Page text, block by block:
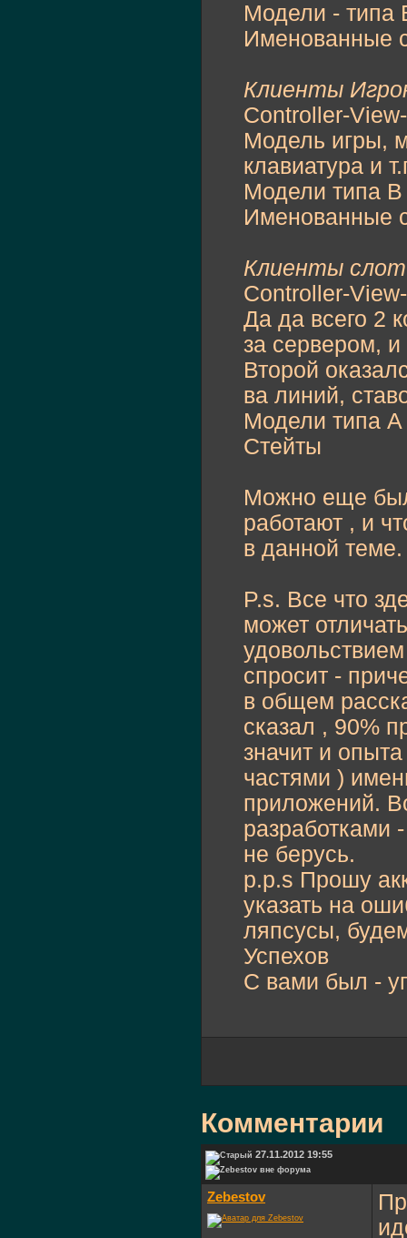
Модели - типа
Именованные
Клиенты
Controller-
Модель игры,
клавиатура и
Модели типа В
Именованные
Клиенты
Controller-
Да да всего 2
за сервером, и
Второй
ва линий,
Модели типа А
Стейты
Можно еще
работают , и
в данной теме.
P.s. Все что
может
спросит -
в общем
сказал , 90%
значит и
частями )
приложений.
разработками
не берусь.
p.p.s Прошу
указать на
ляпсусы,
Успехов
С вами был -
Комментарии
27.11.2012 19:55
Zebestov